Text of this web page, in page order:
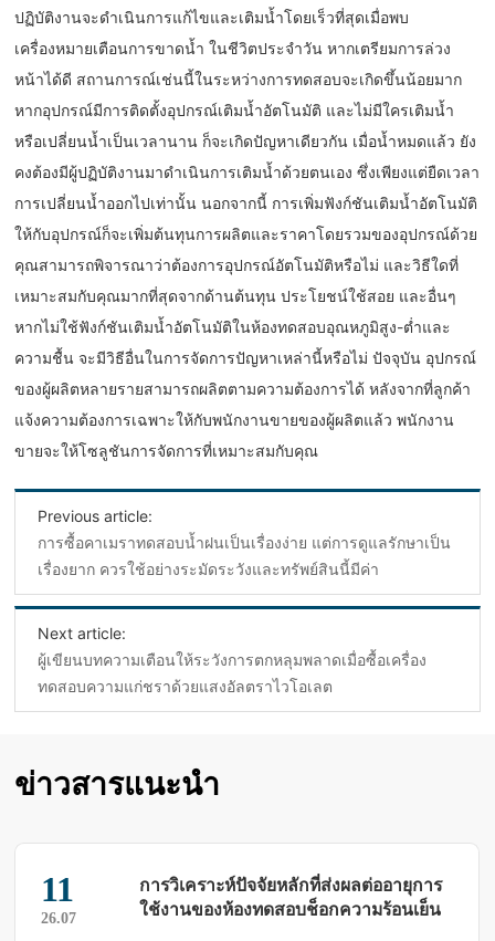
ปฏิบัติงานจะดำเนินการแก้ไขและเติมน้ำโดยเร็วที่สุดเมื่อพบ
เครื่องหมายเตือนการขาดน้ำ ในชีวิตประจำวัน หากเตรียมการล่วง
หน้าได้ดี สถานการณ์เช่นนี้ในระหว่างการทดสอบจะเกิดขึ้นน้อยมาก
หากอุปกรณ์มีการติดตั้งอุปกรณ์เติมน้ำอัตโนมัติ และไม่มีใครเติมน้ำ
หรือเปลี่ยนน้ำเป็นเวลานาน ก็จะเกิดปัญหาเดียวกัน เมื่อน้ำหมดแล้ว ยัง
คงต้องมีผู้ปฏิบัติงานมาดำเนินการเติมน้ำด้วยตนเอง ซึ่งเพียงแต่ยืดเวลา
การเปลี่ยนน้ำออกไปเท่านั้น นอกจากนี้ การเพิ่มฟังก์ชันเติมน้ำอัตโนมัติ
ให้กับอุปกรณ์ก็จะเพิ่มต้นทุนการผลิตและราคาโดยรวมของอุปกรณ์ด้วย
คุณสามารถพิจารณาว่าต้องการอุปกรณ์อัตโนมัติหรือไม่ และวิธีใดที่
เหมาะสมกับคุณมากที่สุดจากด้านต้นทุน ประโยชน์ใช้สอย และอื่นๆ
หากไม่ใช้ฟังก์ชันเติมน้ำอัตโนมัติในห้องทดสอบอุณหภูมิสูง-ต่ำและ
ความชื้น จะมีวิธีอื่นในการจัดการปัญหาเหล่านี้หรือไม่ ปัจจุบัน อุปกรณ์
ของผู้ผลิตหลายรายสามารถผลิตตามความต้องการได้ หลังจากที่ลูกค้า
แจ้งความต้องการเฉพาะให้กับพนักงานขายของผู้ผลิตแล้ว พนักงาน
ขายจะให้โซลูชันการจัดการที่เหมาะสมกับคุณ
Previous article:
การซื้อคาเมราทดสอบน้ำฝนเป็นเรื่องง่าย แต่การดูแลรักษาเป็น
เรื่องยาก ควรใช้อย่างระมัดระวังและทรัพย์สินนี้มีค่า
Next article:
ผู้เขียนบทความเตือนให้ระวังการตกหลุมพลาดเมื่อซื้อเครื่อง
ทดสอบความแก่ชราด้วยแสงอัลตราไวโอเลต
ข่าวสารแนะนำ
11
26.07
การวิเคราะห์ปัจจัยหลักที่ส่งผลต่ออายุการ
ใช้งานของห้องทดสอบช็อกความร้อนเย็น